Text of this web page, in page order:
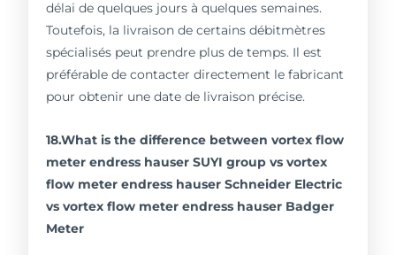
délai de quelques jours à quelques semaines.
Toutefois, la livraison de certains débitmètres
spécialisés peut prendre plus de temps. Il est
préférable de contacter directement le fabricant
pour obtenir une date de livraison précise.
18.What is the difference between vortex flow
meter endress hauser SUYI group vs vortex
flow meter endress hauser Schneider Electric
vs vortex flow meter endress hauser Badger
Meter